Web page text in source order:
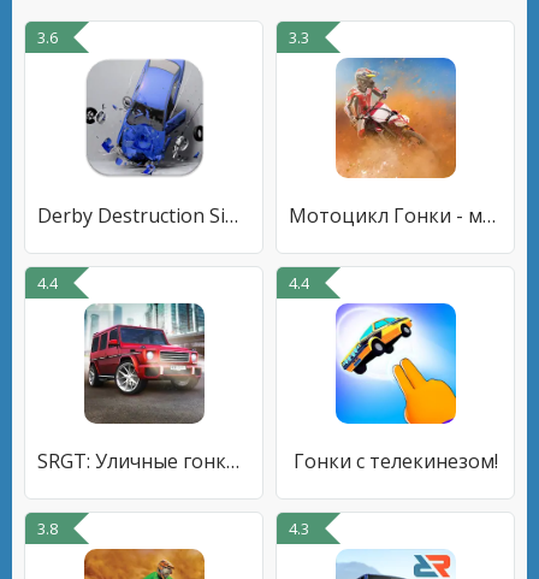
3.6
Derby Destruction Simulator
3.3
Мотоцикл Гонки - мотокросс 3D
4.4
SRGT: Уличные гонки на машинах
4.4
Гонки с телекинезом!
3.8 4.3